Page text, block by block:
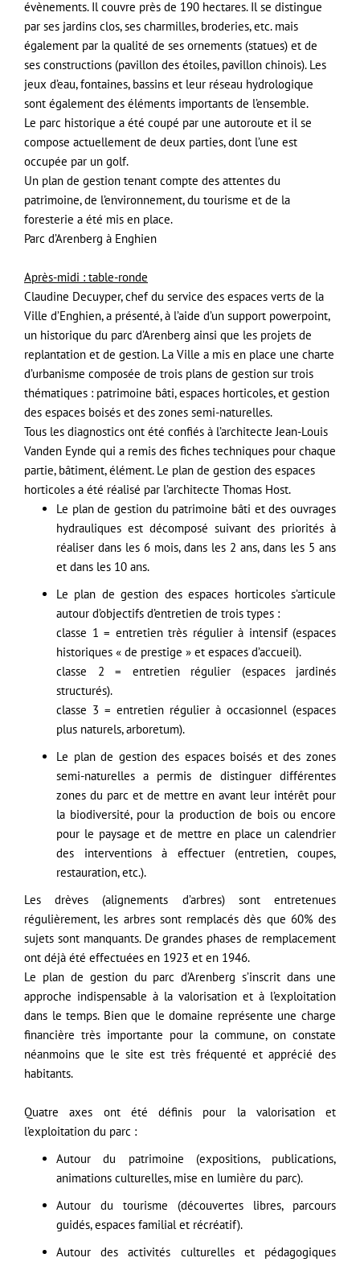
évènements. Il couvre près de 190 hectares. Il se distingue
par ses jardins clos, ses charmilles, broderies, etc. mais
également par la qualité de ses ornements (statues) et de
ses constructions (pavillon des étoiles, pavillon chinois). Les
jeux d’eau, fontaines, bassins et leur réseau hydrologique
sont également des éléments importants de l’ensemble.
Le parc historique a été coupé par une autoroute et il se
compose actuellement de deux parties, dont l’une est
occupée par un golf.
Un plan de gestion tenant compte des attentes du
patrimoine, de l’environnement, du tourisme et de la
foresterie a été mis en place.
Parc d’Arenberg à Enghien
Après-midi : table-ronde
Claudine Decuyper, chef du service des espaces verts de la
Ville d’Enghien, a présenté, à l’aide d’un support powerpoint,
un historique du parc d’Arenberg ainsi que les projets de
replantation et de gestion. La Ville a mis en place une charte
d’urbanisme composée de trois plans de gestion sur trois
thématiques : patrimoine bâti, espaces horticoles, et gestion
des espaces boisés et des zones semi-naturelles.
Tous les diagnostics ont été confiés à l’architecte Jean-Louis
Vanden Eynde qui a remis des fiches techniques pour chaque
partie, bâtiment, élément. Le plan de gestion des espaces
horticoles a été réalisé par l’architecte Thomas Host.
Le plan de gestion du patrimoine bâti et des ouvrages
hydrauliques est décomposé suivant des priorités à
réaliser dans les 6 mois, dans les 2 ans, dans les 5 ans
et dans les 10 ans.
​Le plan de gestion des espaces horticoles s’articule
autour d’objectifs d’entretien de trois types :
classe 1 = entretien très régulier à intensif (espaces
historiques « de prestige » et espaces d’accueil).
classe 2 = entretien régulier (espaces jardinés
structurés).
classe 3 = entretien régulier à occasionnel (espaces
plus naturels, arboretum).
Le plan de gestion des espaces boisés et des zones
semi-naturelles a permis de distinguer différentes
zones du parc et de mettre en avant leur intérêt pour
la biodiversité, pour la production de bois ou encore
pour le paysage et de mettre en place un calendrier
des interventions à effectuer (entretien, coupes,
restauration, etc.).
Les drèves (alignements d’arbres) sont entretenues
régulièrement, les arbres sont remplacés dès que 60% des
sujets sont manquants. De grandes phases de remplacement
ont déjà été effectuées en 1923 et en 1946.
Le plan de gestion du parc d’Arenberg s’inscrit dans une
approche indispensable à la valorisation et à l’exploitation
dans le temps. Bien que le domaine représente une charge
financière très importante pour la commune, on constate
néanmoins que le site est très fréquenté et apprécié des
habitants.
Quatre axes ont été définis pour la valorisation et
l’exploitation du parc :
Autour du patrimoine (expositions, publications,
animations culturelles, mise en lumière du parc).
Autour du tourisme (découvertes libres, parcours
guidés, espaces familial et récréatif).
Autour des activités culturelles et pédagogiques